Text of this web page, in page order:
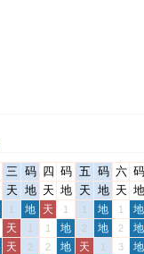
三 码 四 码 五 码 六 码
天 地 天 地 天 地 天 地
1 地 天 1 1 地 1 地
天 1 1 地 2 地 2 地
天 2 2 地 天 1 3 地